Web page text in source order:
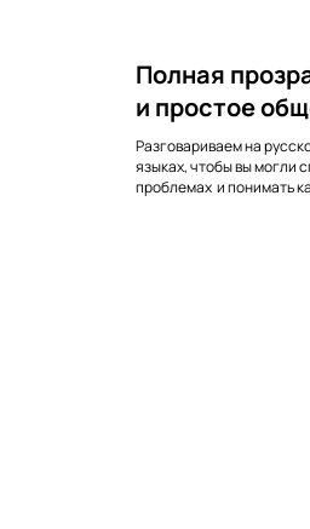
Разговариваем на
языках, чтобы вы могли
проблемах и понимать
Полная
и простое